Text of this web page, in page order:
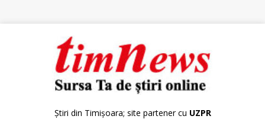
Știri din Timișoara; site partener cu UZPR